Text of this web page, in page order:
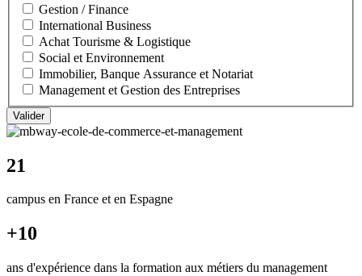
Gestion / Finance
International Business
Achat Tourisme & Logistique
Social et Environnement
Immobilier, Banque Assurance et Notariat
Management et Gestion des Entreprises
21
campus en France et en Espagne
+10
ans d'expérience dans la formation aux métiers du management